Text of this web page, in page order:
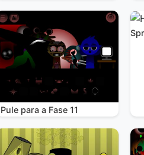
Pule para a Fase 11